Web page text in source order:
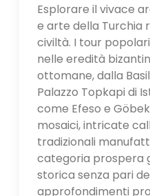
Esplorare il vivace
e arte della Turchia
civiltà. I tour
nelle eredità
ottomane, dalla
Palazzo Topkapi di
come Efeso e
mosaici, intricate
tradizionali
categoria prospera
storica senza pari
approfondimenti